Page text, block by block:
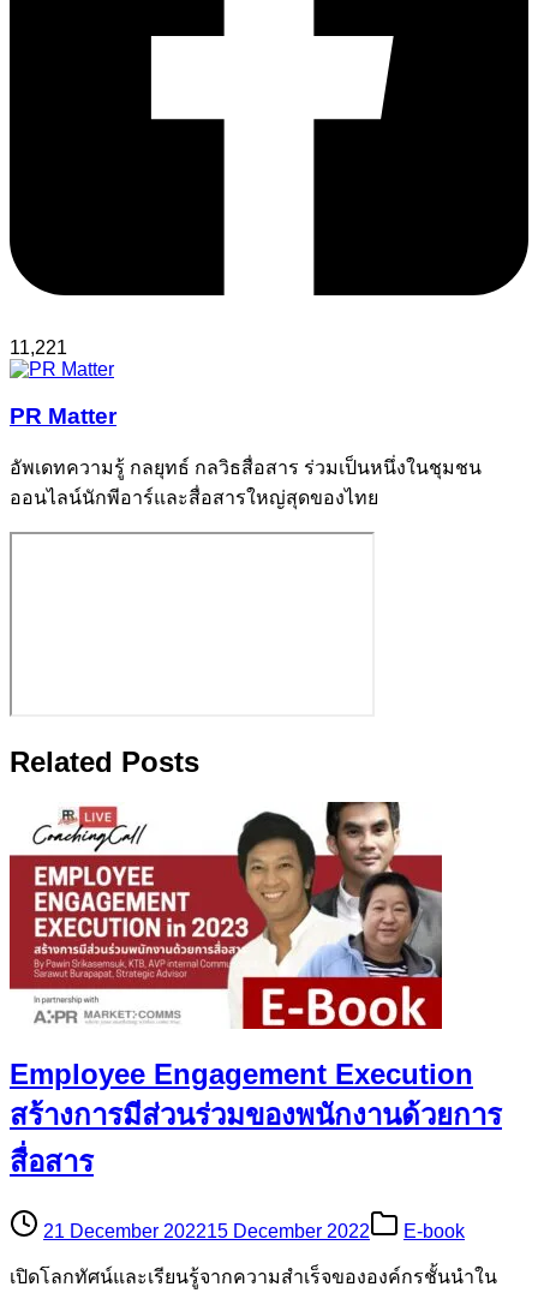
11,221
PR Matter
อัพเดทความรู้ กลยุทธ์ กลวิธสื่อสาร ร่วมเป็นหนึ่งในชุมชน
ออนไลน์นักพีอาร์และสื่อสารใหญ่สุดของไทย
Related Posts
Employee Engagement Execution
สร้างการมีส่วนร่วมของพนักงานด้วยการ
สื่อสาร
21 December 202215 December 2022 E-book
เปิดโลกทัศน์และเรียนรู้จากความสำเร็จขององค์กรชั้นนำใน